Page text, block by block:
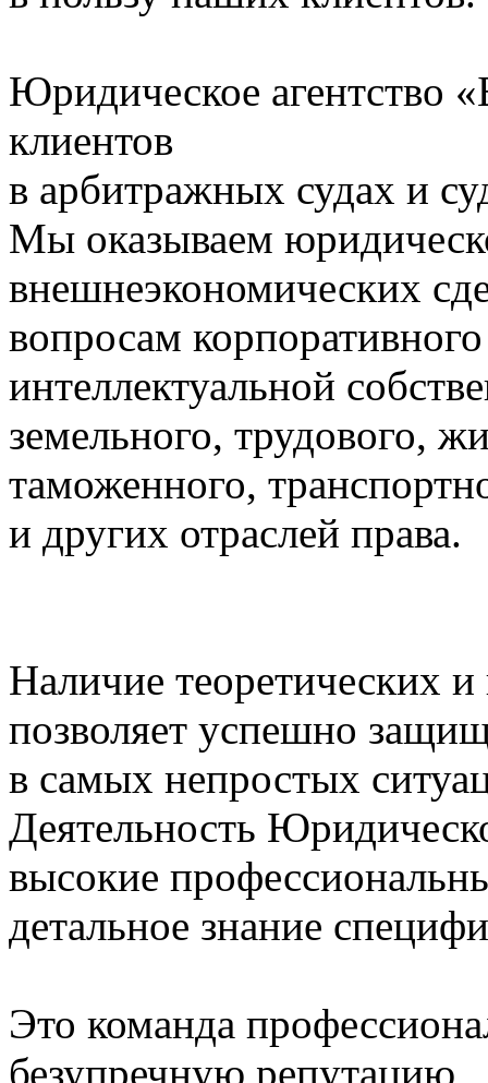
Юридическое агентство
клиентов
в арбитражных судах и
Мы оказываем
внешнеэкономических
вопросам
интеллектуальной
земельного, трудового,
таможенного,
и других отраслей права.
Наличие теоретических
позволяет успешно
в самых непростых
Деятельность
высокие
детальное знание
Это команда
безупречную репутацию